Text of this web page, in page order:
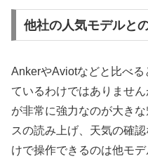
他社の人気モデルと
AnkerやAviotなどと比べ
ているわけではありませ
が非常に強力なのが大き
スの読み上げ、天気の確
けで操作できるのは他モ